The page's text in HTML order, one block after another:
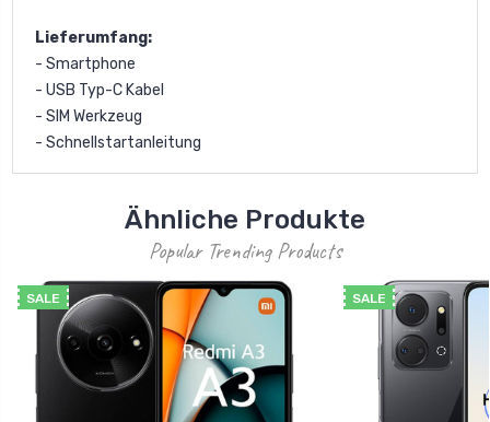
Lieferumfang:
- Smartphone
- USB Typ-C Kabel
- SIM Werkzeug
- Schnellstartanleitung
Ähnliche Produkte
Popular Trending Products
SALE SALE